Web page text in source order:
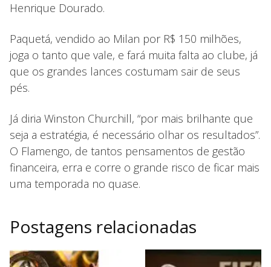
Henrique Dourado.
Paquetá, vendido ao Milan por R$ 150 milhões,
joga o tanto que vale, e fará muita falta ao clube, já
que os grandes lances costumam sair de seus
pés.
Já diria Winston Churchill, “por mais brilhante que
seja a estratégia, é necessário olhar os resultados”.
O Flamengo, de tantos pensamentos de gestão
financeira, erra e corre o grande risco de ficar mais
uma temporada no quase.
Postagens relacionadas